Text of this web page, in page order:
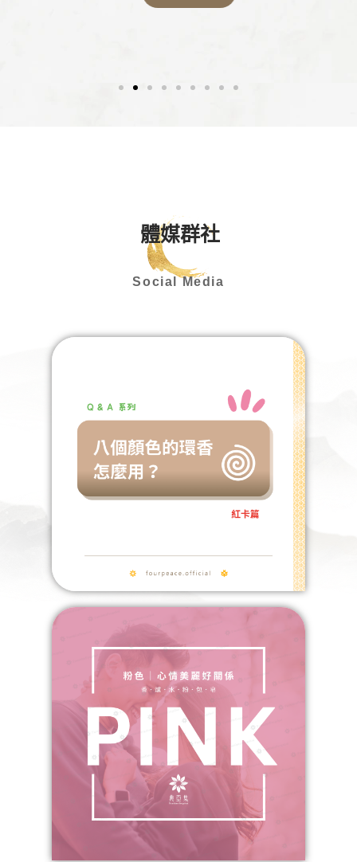
社群媒體
Social Media